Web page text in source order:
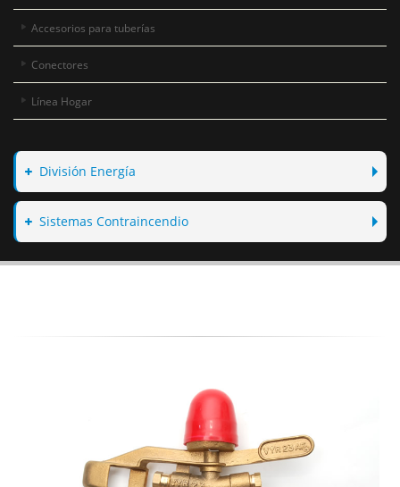
Accesorios para tuberías
Conectores
Línea Hogar
División Energía
Sistemas Contraincendio